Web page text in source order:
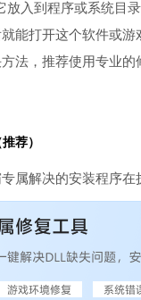
入到程序或系统目
能打开这个软件或
法，推荐使用专业的
荐）
属解决的安装程序